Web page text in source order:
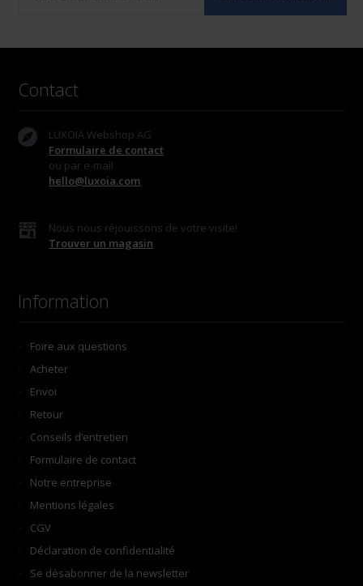
Contact
LUXOIA Webshop AG
Formulaire de contact
ou par e-mail
hello@luxoia.com
Nous nous réjouissons de votre visite!
Trouver un magasin
Information
Foire aux questions
Acheter
Envoi
Retour
Conseils d’entretien
Formulaire de contact
Notre entreprise
Mentions légales
CGV
Déclaration de confidentialité
Se désabonner de la newsletter